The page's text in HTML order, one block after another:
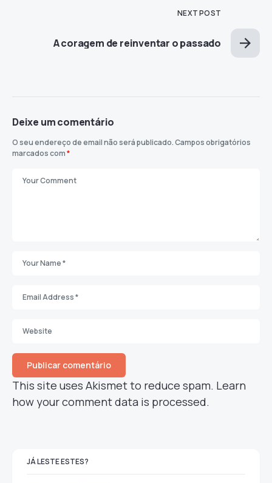
NEXT POST
A coragem de reinventar o passado
Deixe um comentário
O seu endereço de email não será publicado.Campos obrigatórios
marcados com*
This site uses Akismet to reduce spam. Learn
how your comment data is processed.
JÁ LESTE ESTES?